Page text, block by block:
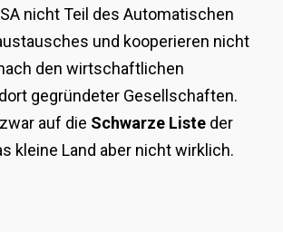
nicht Teil des Automatischen
und kooperieren nicht
den wirtschaftlichen
gegründeter Gesellschaften.
auf die Schwarze Listeder
kleine Land aber nicht wirklich.